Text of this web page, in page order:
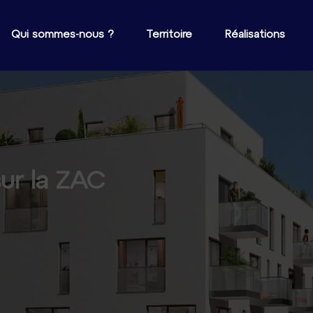
Qui sommes-nous ? Territoire Réalisations
L’urbanisme
la ZAC